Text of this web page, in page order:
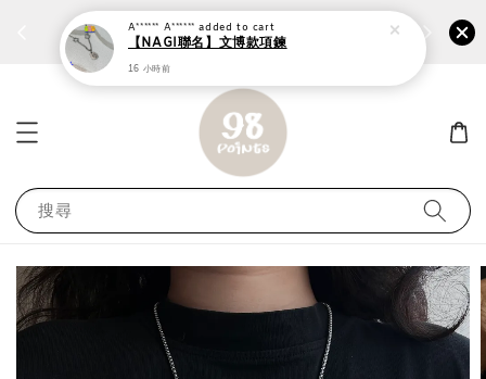
個性鋼戒任兩件1300⚡ 前往選購 ›› 加
搜尋
A****** A****** added to cart
【NAGI聯名】文博款項鍊
16 小時前